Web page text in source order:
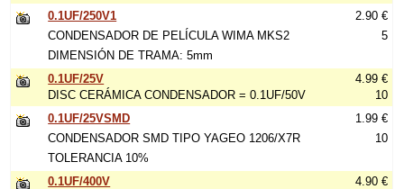
0.1UF/250V1
CONDENSADOR DE PELÍCULA WIMA MKS2
DIMENSIÓN DE TRAMA: 5mm
2.90 €
5
0.1UF/25V
DISC CERÁMICA CONDENSADOR = 0.1UF/50V
4.99 €
10
0.1UF/25VSMD
CONDENSADOR SMD TIPO YAGEO 1206/X7R
TOLERANCIA 10%
1.99 €
10
0.1UF/400V
4.90 €